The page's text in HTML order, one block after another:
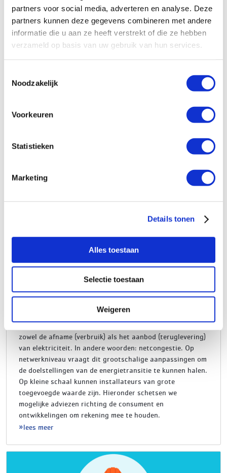
partners voor social media, adverteren en analyse. Deze
partners kunnen deze gegevens combineren met andere
informatie die u aan ze heeft verstrekt of die ze hebben
verzameld op basis van uw gebruik van hun services.
Noodzakelijk
Voorkeuren
Statistieken
Marketing
Details tonen
Alles toestaan
Selectie toestaan
Weigeren
Waar moet je op letten wanneer je bij jouw klant een
airconditioningsysteem gaat installeren?
19/06/2019
Laatste update: 10-02-2026
Meer klanten beseffen dat airconditioningsystemen
kunnen bijdragen aan een ideaal binnenklimaat. Het is
hierbij voor jou van belang om het juiste advies te geven
voor een airconditioningsysteem op maat. Waar moet je
lees meer
het elektriciteitsnet?
10/04/2024
duurzaamheidsaspect werken op elektriciteit, komt er
steeds meer druk op het elektriciteitsnet door pieken in
zowel de afname (verbruik) als het aanbod (teruglevering)
van elektriciteit. In andere woorden: netcongestie. Op
netwerkniveau vraagt dit grootschalige aanpassingen om
de doelstellingen van de energietransitie te kunnen halen.
Op kleine schaal kunnen installateurs van grote
toegevoegde waarde zijn. Hieronder schetsen we
mogelijke adviezen richting de consument en
ontwikkelingen om rekening mee te houden.
lees meer